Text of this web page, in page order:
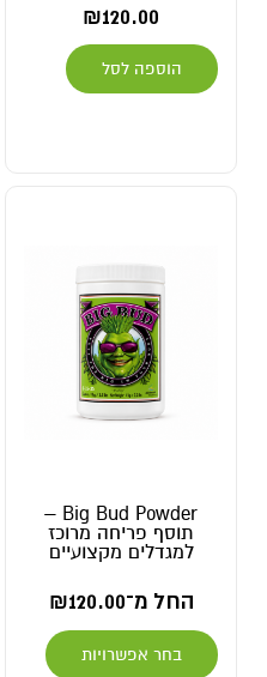
₪120.00
הוספה לסל
Big Bud Powder –
תוסף פריחה מרוכז
למגדלים מקצועיים
החל מ־ ₪120.00
בחר אפשרויות